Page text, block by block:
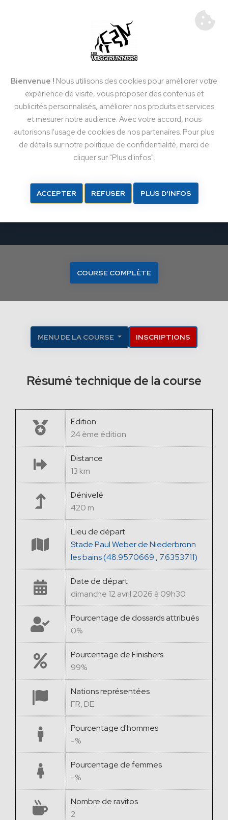
la Vosgi'Gazelle
Course complète
24 ème édition
dimanche 12 avril 2026 à 09h30
COURSE COMPLÈTE
MENU DE LA COURSE INSCRIPTIONS
Résumé technique de la course
Edition
24 ème édition
Distance
13 km
Dénivelé
420 m
Lieu de départ
Stade Paul Weber de Niederbronn
les bains (48.9570669 , 7.6353711)
Date de départ
dimanche 12 avril 2026 à 09h30
Pourcentage de dossards attribués
0%
Pourcentage de Finishers
99%
Nations représentées
FR, DE
Pourcentage d'hommes
-%
Pourcentage de femmes
-%
Nombre de ravitos
2
Bienvenue ! Nous utilisons des cookies pour améliorer votre
expérience de visite, vous proposer des contenus et
publicités personnalisés, améliorer nos produits et services
et mesurer notre audience. Avec votre accord, nous
autorisons l'usage de cookies de nos partenaires. Pour plus
de détails sur notre politique de confidentialité, merci de
cliquer sur "Plus d'infos".
ACCEPTER REFUSER PLUS D'INFOS